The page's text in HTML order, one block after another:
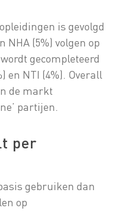
is gevolgd
NHA (5%) volgen op
gecompleteerd
en NTI (4%). Overall
de markt
partijen.
gebruiken dan
op